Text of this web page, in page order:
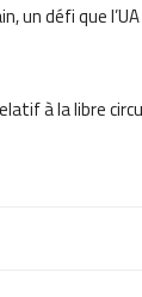
un défi que
à la libre